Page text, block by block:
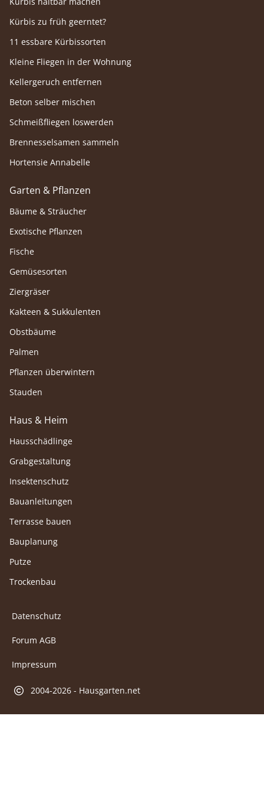
Kürbis zu früh geerntet?
11 essbare Kürbissorten
Kleine Fliegen in der Wohnung
Kellergeruch entfernen
Beton selber mischen
Schmeißfliegen loswerden
Brennesselsamen sammeln
Hortensie Annabelle
Garten & Pflanzen
Bäume & Sträucher
Exotische Pflanzen
Fische
Gemüsesorten
Ziergräser
Kakteen & Sukkulenten
Obstbäume
Palmen
Pflanzen überwintern
Stauden
Haus & Heim
Hausschädlinge
Grabgestaltung
Insektenschutz
Bauanleitungen
Terrasse bauen
Bauplanung
Putze
Trockenbau
Datenschutz
Forum AGB
Impressum
2004-2026 - Hausgarten.net